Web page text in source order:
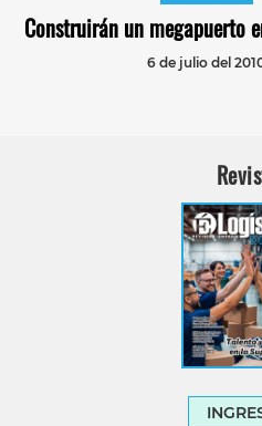
Construirán un megapuerto
6 de julio del